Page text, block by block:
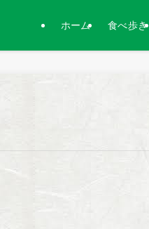
ホーム 食べ歩き